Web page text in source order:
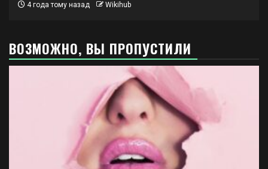
4 года тому назад Wikihub
ВОЗМОЖНО, ВЫ ПРОПУСТИЛИ